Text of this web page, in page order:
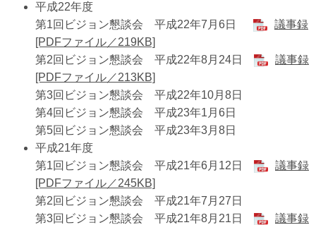
平成22年度
第1回ビジョン懇談会 平成22年7月6日
議事録
[PDFファイル／219KB]
第2回ビジョン懇談会 平成22年8月24日
議事録
[PDFファイル／213KB]
第3回ビジョン懇談会 平成22年10月8日
第4回ビジョン懇談会 平成23年1月6日
第5回ビジョン懇談会 平成23年3月8日
平成21年度
第1回ビジョン懇談会 平成21年6月12日
議事録
[PDFファイル／245KB]
第2回ビジョン懇談会 平成21年7月27日
第3回ビジョン懇談会 平成21年8月21日
議事録